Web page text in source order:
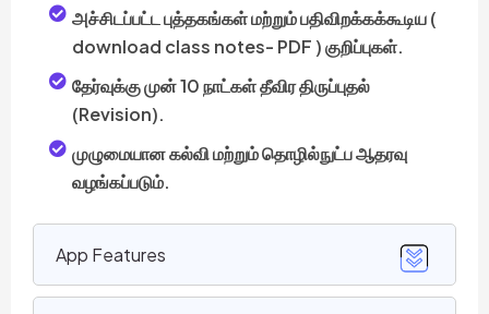
App Features
அச்சிடப்பட்ட புத்தகங்கள் மற்றும் பதிவிறக்கக்கூடிய (
download class notes- PDF ) குறிப்புகள்.
தேர்வுக்கு முன் 10 நாட்கள் தீவிர திருப்புதல்
(Revision).
முழுமையான கல்வி மற்றும் தொழில்நுட்ப ஆதரவு
வழங்கப்படும்.